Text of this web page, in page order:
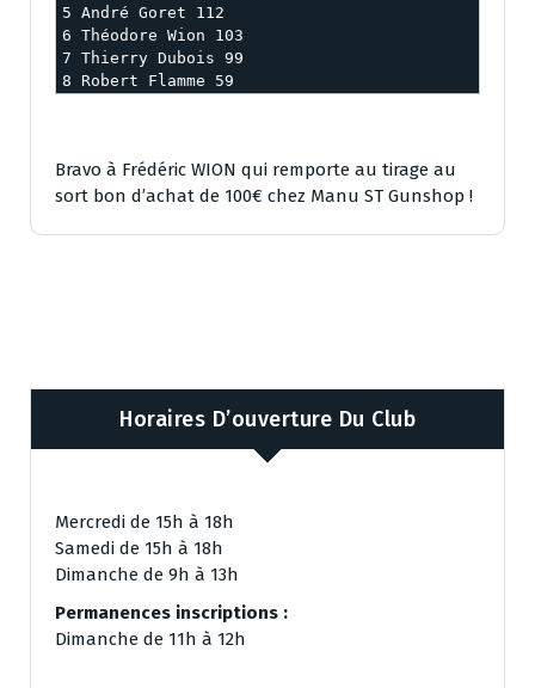
5 André Goret 112
6 Théodore Wion 103
7 Thierry Dubois 99
8 Robert Flamme 59
Bravo à Frédéric WION qui remporte au tirage au
sort bon d’achat de 100€ chez Manu ST Gunshop !
Horaires D’ouverture Du Club
Mercredi de 15h à 18h
Samedi de 15h à 18h
Dimanche de 9h à 13h
Permanences inscriptions :
Dimanche de 11h à 12h